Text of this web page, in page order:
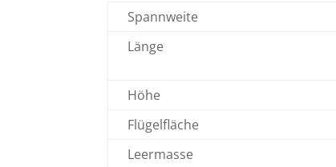
Spannweite
Länge
Höhe
Flügelfläche
Leermasse